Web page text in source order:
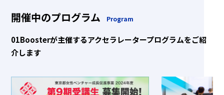
開催中のプログラム Program
01Boosterが主催するアクセラレータープログラムをご紹
介します